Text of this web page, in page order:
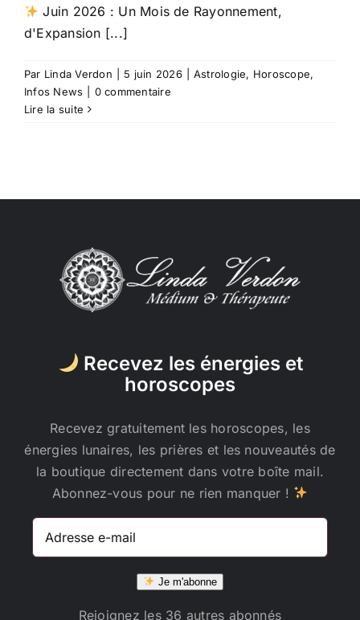
Juin 2026 : Un Mois de Rayonnement,
d'Expansion [...]
Par Linda Verdon 5 juin 2026 Astrologie, Horoscope,
Infos News
0 commentaire
Lire la suite
Recevez les énergies et
horoscopes
Recevez gratuitement les horoscopes, les
énergies lunaires, les prières et les nouveautés de
la boutique directement dans votre boîte mail.
Abonnez-vous pour ne rien manquer !
Adresse
Je m'abonne
Rejoignez les 36 autres abonnés